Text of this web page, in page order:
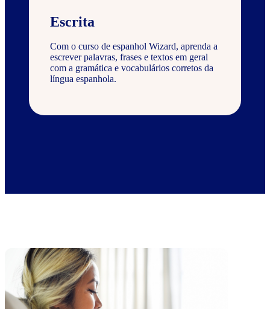
Escrita
Com o curso de espanhol Wizard, aprenda a
escrever palavras, frases e textos em geral
com a gramática e vocabulários corretos da
língua espanhola.